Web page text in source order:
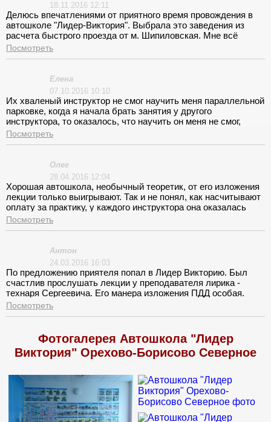
18.11.2016 12:11
Делюсь впечатлениями от приятного время провождения в
автошколе "Лидер-Виктория". Выбрала это заведения из
расчета быстрого проезда от м. Шипиловская. Мне всё
понравилось и оперативность в решении вопросов (Молодец
Карина!). Уровень знаний теории преподнесен Сергей
работников ГИБДД. Езжу я отлично. Спасибо всем
сотрудникам.
Посмотреть
Елена
07.10.2016 10:10
Их хваленый инструктор не смог научить меня параллельной
парковке, когда я начала брать занятия у другого
инструктора, то оказалось, что научить он меня не смог,
потому что сам не знал, как правильно выполнить это
упражнение.
Посмотреть
Олег
28.04.2016 12:04
Хорошая автошкола, необычный теоретик, от его изложения
лекции только выигрывают. Так и не понял, как насчитывают
оплату за практику, у каждого инструктора она оказалась
своя. В городе катались по менее оживленным улицам.
Посмотреть
Антон
24.03.2016 16:03
По предложению приятеля попал в Лидер Викторию. Был
счастлив прослушать лекции у преподавателя лирика -
технаря Сергеевича. Его манера изложения ПДД особая.
Запомнится навечно. Были нюансы, огорчающие пребывание
в заведении. Позже выяснил необходимость
Успешная сдача заключительных экзаменов в ГИБДД,
зависела от положительного договора инструктора с
инспектором. Там своя схема.
Посмотреть
Фотогалерея Автошкола "Лидер
Виктория" Орехово-Борисово Северное